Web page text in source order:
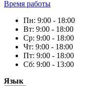
Время работы
Пн: 9:00 - 18:00
Вт: 9:00 - 18:00
Ср: 9:00 - 18:00
Чт: 9:00 - 18:00
Пт: 9:00 - 18:00
Сб: 9:00 - 13:00
Язык